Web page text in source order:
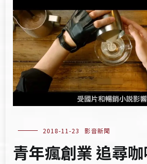
2018-11-23 影音新聞
青年瘋創業 追尋